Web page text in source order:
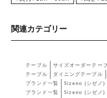
関連カテゴリー
テーブル
サイズオーダーテー
テーブル
ダイニングテーブル
ブランド一覧
Sizeno (シゼノ)
ブランド一覧
Sizeno (シゼノ)